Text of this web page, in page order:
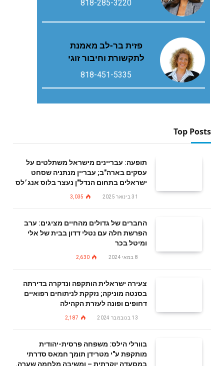
818-285-3220
פזית בר-לב מאמנת
לתקשורת וחיבור זוגי
818-451-5335
Top Posts
תופעה: עבריינים מישראל משתלטים על
עסקים בארה"ב; עבריין מנתניה שסחט
ישראלים בתחום הנדל"ן נעצר בלוס אנג׳לס
31 בינואר 2025 3,035
החברים של גדולים מהחיים מציגים: ערב
הפרשת חלה עם נטלי דדון בבית של אלי
ומיטל בכר
8 במאי 2024 2,630
צעירה ישראלית הותקפה ונדקרה בדירתה
בסנטה מוניקה; נזקקת לניתוחים רפואיים
דחופים ופונה לעזרת הקהילה
13 בנובמבר 2024 2,187
בוורלי הילס: משפחה פרסית-יהודית
מותקפת ע"י מטרידן תומך חמאס סדרתי
במסעדה יוקרתית – ומשיבה מלחמה שערה.